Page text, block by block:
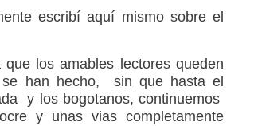
escribí aquí mismo sobre el
los amables lectores queden
se han hecho, sin que hasta el
y los bogotanos, continuemos
y unas vias completamente